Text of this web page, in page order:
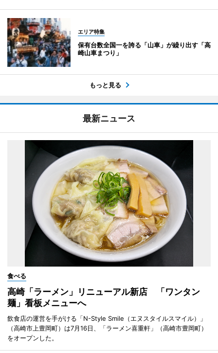
エリア特集
保有台数全国一を誇る「山車」が繰り出す「高
崎山車まつり」
もっと見る
最新ニュース
食べる
高崎「ラーメン」リニューアル新店 「ワンタン
麺」看板メニューへ
飲食店の運営を手がける「N-Style Smile（エヌスタイルスマイル）」
（高崎市上豊岡町）は7月16日、「ラーメン喜重軒」（高崎市豊岡町）
をオープンした。